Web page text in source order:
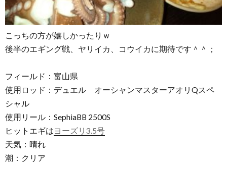
こっちの方が嬉しかったりｗ
後半のエギング戦、ヤリイカ、コウイカに期待です＾＾；
フィールド：富山県
使用ロッド：デュエル オーシャンマスターアオリQスペ
シャル
使用リール：SephiaBB 2500S
ヒットエギはヨーズリ3.5号
天気：晴れ
潮：クリア